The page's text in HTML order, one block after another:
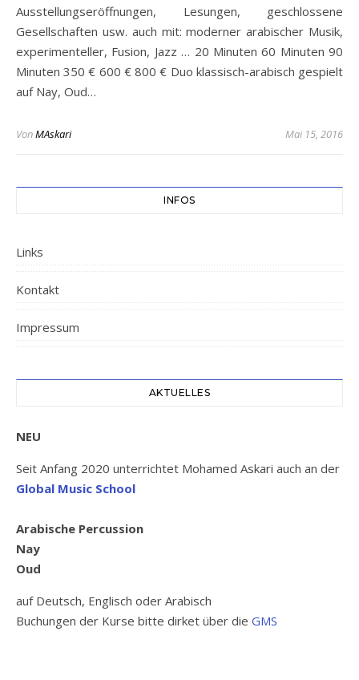
Ausstellungseröffnungen, Lesungen, geschlossene
Gesellschaften usw. auch mit: moderner arabischer Musik,
experimenteller, Fusion, Jazz … 20 Minuten 60 Minuten 90
Minuten 350 € 600 € 800 € Duo klassisch-arabisch gespielt
auf Nay, Oud…
VonMAskari Mai 15, 2016
INFOS
Links
Kontakt
Impressum
AKTUELLES
NEU
Seit Anfang 2020 unterrichtet Mohamed Askari auch an der
Global Music School
Arabische Percussion
Nay
Oud
auf Deutsch, Englisch oder Arabisch
Buchungen der Kurse bitte dirket über die GMS